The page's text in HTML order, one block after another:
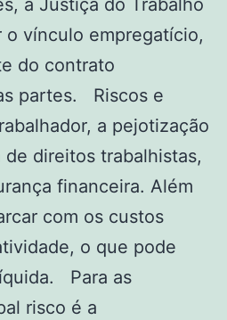
a Justiça do Trabalho
vínculo empregatício,
do contrato
partes. Riscos e
a pejotização
direitos trabalhistas,
financeira. Além
com os custos
o que pode
Para as
risco é a